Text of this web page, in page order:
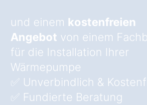
und einem kostenfreien
Angebot von einem
für die Installation Ihrer
Wärmepumpe
✅ Unverbindlich &
✅ Fundierte Beratung